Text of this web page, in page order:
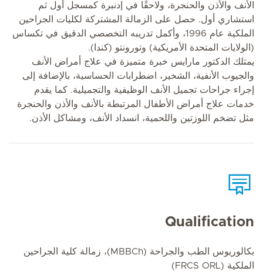
الأنف والأذن والحنجرة، ولاحقًا في إدنبرة كمسجل أول ثم
استشاري أول. حصل على الزمالة المشتركة لكليات الجراحين
الملكية عام 1996، وأكمل تدريبه التخصصي الدقيق في تكساس
(الولايات المتحدة الأمريكية) وتورونتو (كندا).
يمتلك الدكتور مارايس خبرة متميزة في علاج أمراض الأنف
والجيوب الأنفية، الشخير، اضطرابات الحساسية، بالإضافة إلى
إجراء جراحات تجميل الأنف الوظيفية والتجميلية. كما يقدم
خدمات علاج أمراض الأطفال المرتبطة بالأنف والأذن والحنجرة
مثل تضخم اللوزتين واللحمية، انسداد الأنف، ومشاكل الأذن.
Qualification
بكالوريوس الطب والجراحة (MBBCh)، زمالة كلية الجراحين
الملكية (FRCS ORL)